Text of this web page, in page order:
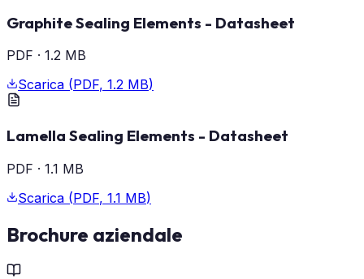
Graphite Sealing Elements - Datasheet
PDF · 1.2 MB
Scarica (PDF, 1.2 MB)
Lamella Sealing Elements - Datasheet
PDF · 1.1 MB
Scarica (PDF, 1.1 MB)
Brochure aziendale